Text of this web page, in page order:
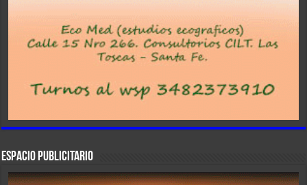
ESPACIO PUBLICITARIO